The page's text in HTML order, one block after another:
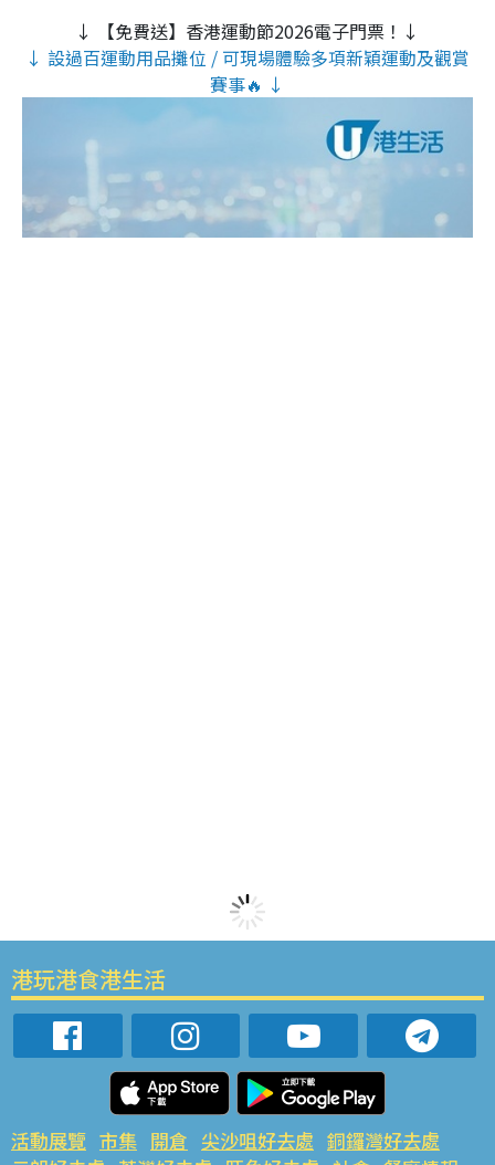
↓ 【免費送】香港運動節2026電子門票！↓
↓ 設過百運動用品攤位 / 可現場體驗多項新穎運動及觀賞
賽事🔥 ↓
港玩港食港生活
活動展覽 市集 開倉 尖沙咀好去處 銅鑼灣好去處